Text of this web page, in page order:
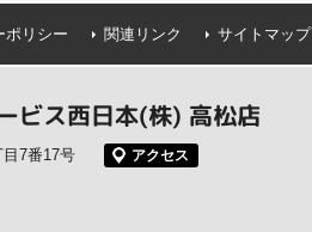
ポリシー 関連リンク サイトマップ
ビス西日本(株) 高松店
7番17号 アクセス